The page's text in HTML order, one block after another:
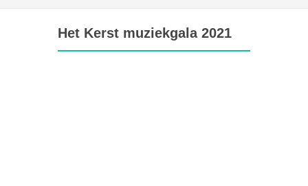
Het Kerst muziekgala 2021